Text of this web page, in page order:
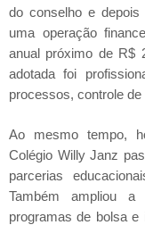
do conselho e depois
uma operação
anual próximo de R$
adotada foi
processos, controle
Ao mesmo tempo,
Colégio Willy Janz
parcerias
Também ampliou
programas de bolsa e